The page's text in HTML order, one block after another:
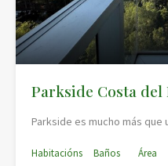
Parkside Costa del
Parkside es mucho más
Habitacións
Baños
Área